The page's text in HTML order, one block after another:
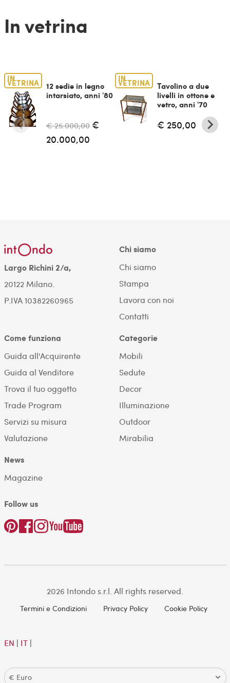
In vetrina
IN
VETRINA
12 sedie in legno
intarsiato, anni '80
€ 25.000,00 €
20.000,00
IN
VETRINA
Tavolino a due
livelli in ottone e
vetro, anni '70
€ 250,00
Largo Richini 2/a,
20122 Milano.
P.IVA 10382260965
Chi siamo
Chi siamo
Stampa
Lavora con noi
Contatti
Come funziona
Guida all'Acquirente
Guida al Venditore
Trova il tuo oggetto
Trade Program
Servizi su misura
Valutazione
Categorie
Mobili
Sedute
Decor
Illuminazione
Outdoor
Mirabilia
News
Magazine
Follow us
2026 Intondo s.r.l. All rights reserved.
Termini e Condizioni Privacy Policy Cookie Policy
EN | IT|